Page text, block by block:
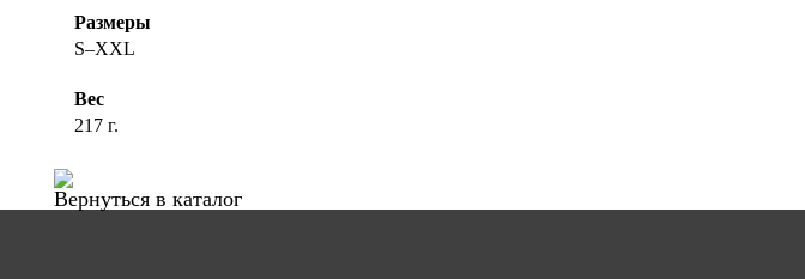
Размеры
S–XXL
Вес
217 г.
Вернуться в каталог